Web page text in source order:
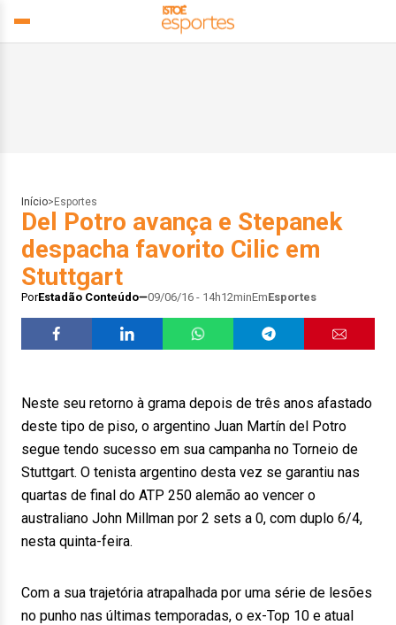
Início> Esportes
Del Potro avança e Stepanek
despacha favorito Cilic em
Stuttgart
PorEstadão Conteúdo 09/06/16 - 14h12minEmEsportes
Neste seu retorno à grama depois de três anos afastado
deste tipo de piso, o argentino Juan Martín del Potro
segue tendo sucesso em sua campanha no Torneio de
Stuttgart. O tenista argentino desta vez se garantiu nas
quartas de final do ATP 250 alemão ao vencer o
australiano John Millman por 2 sets a 0, com duplo 6/4,
nesta quinta-feira.
Com a sua trajetória atrapalhada por uma série de lesões
no punho nas últimas temporadas, o ex-Top 10 e atual